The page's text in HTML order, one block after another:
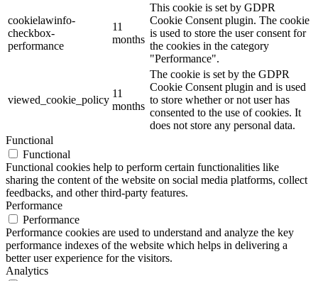
cookielawinfo-
checkbox-
performance
11
months
This cookie is set by GDPR
Cookie Consent plugin. The cookie
is used to store the user consent for
the cookies in the category
"Performance".
viewed_cookie_policy
11
months
The cookie is set by the GDPR
Cookie Consent plugin and is used
to store whether or not user has
consented to the use of cookies. It
does not store any personal data.
Functional
Functional
Functional cookies help to perform certain functionalities like
sharing the content of the website on social media platforms, collect
feedbacks, and other third-party features.
Performance
Performance
Performance cookies are used to understand and analyze the key
performance indexes of the website which helps in delivering a
better user experience for the visitors.
Analytics